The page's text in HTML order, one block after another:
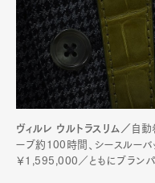
ヴィルレ ウルトラスリム／ 自動
ーブ約100時間、シースルーバ
￥1,595,000／ともにブランパ